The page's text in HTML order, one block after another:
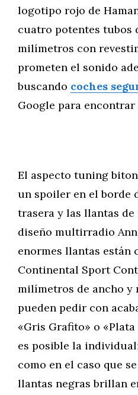
logotipo rojo de
cuatro potentes tubos
milímetros con
prometen el sonido
buscando coches
Google para
El aspecto tuning
un spoiler en el borde
trasera y las llantas de
diseño multirradio
enormes llantas están
Continental Sport
milímetros de ancho y
pueden pedir con
«Gris Grafito» o
es posible la
como en el caso que
llantas negras brillan